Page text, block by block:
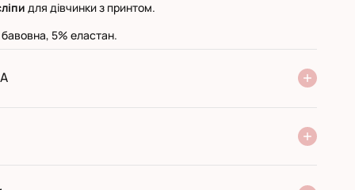
для дівчинки з принтом.
5% еластан.
переказ